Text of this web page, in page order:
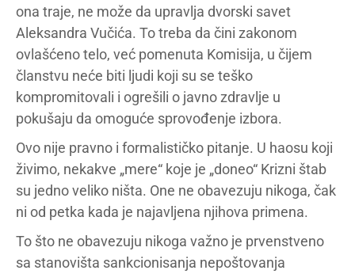
ona traje, ne može da upravlja dvorski savet
Aleksandra Vučića. To treba da čini zakonom
ovlašćeno telo, već pomenuta Komisija, u čijem
članstvu neće biti ljudi koji su se teško
kompromitovali i ogrešili o javno zdravlje u
pokušaju da omoguće sprovođenje izbora.
Ovo nije pravno i formalističko pitanje. U haosu koji
živimo, nekakve „mere“ koje je „doneo“ Krizni štab
su jedno veliko ništa. One ne obavezuju nikoga, čak
ni od petka kada je najavljena njihova primena.
To što ne obavezuju nikoga važno je prvenstveno
sa stanovišta sankcionisanja nepoštovanja